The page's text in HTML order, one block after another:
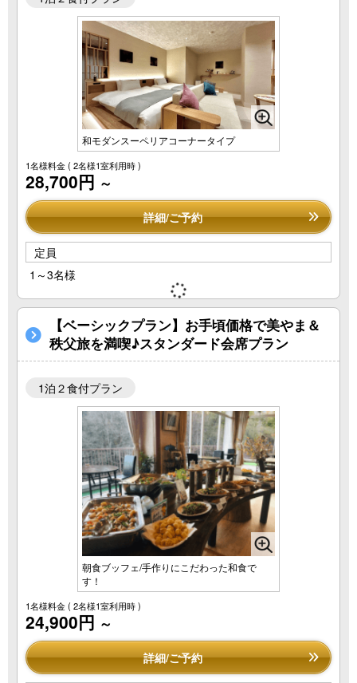
和モダンスーペリアコーナータイプ
1名様料金( 2名様1室利用時 )
28,700円 ～
詳細/ご予約
定員
1～3名様
【ベーシックプラン】お手頃価格で美やま＆
秩父旅を満喫♪スタンダード会席プラン
1泊２食付プラン
朝食ブッフェ/手作りにこだわった和食で
す！
1名様料金( 2名様1室利用時 )
24,900円 ～
詳細/ご予約